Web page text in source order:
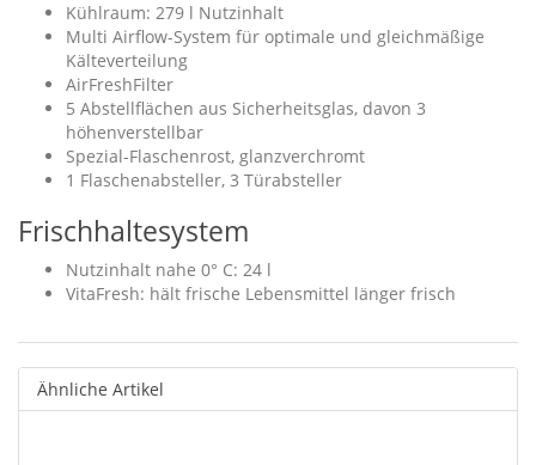
Kühlraum: 279 l Nutzinhalt
Multi Airflow-System für optimale und gleichmäßige
Kälteverteilung
AirFreshFilter
5 Abstellflächen aus Sicherheitsglas, davon 3
höhenverstellbar
Spezial-Flaschenrost, glanzverchromt
1 Flaschenabsteller, 3 Türabsteller
Frischhaltesystem
Nutzinhalt nahe 0° C: 24 l
VitaFresh: hält frische Lebensmittel länger frisch
Ähnliche Artikel